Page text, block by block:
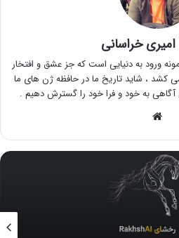
خراسانی
ورود به دنیایی است که جز عشق و افتخار
کشد ، شاید تاریخ ما در حافظه ژن های ما
آگاهی به خود و فرا خود را گسترش دهیم .